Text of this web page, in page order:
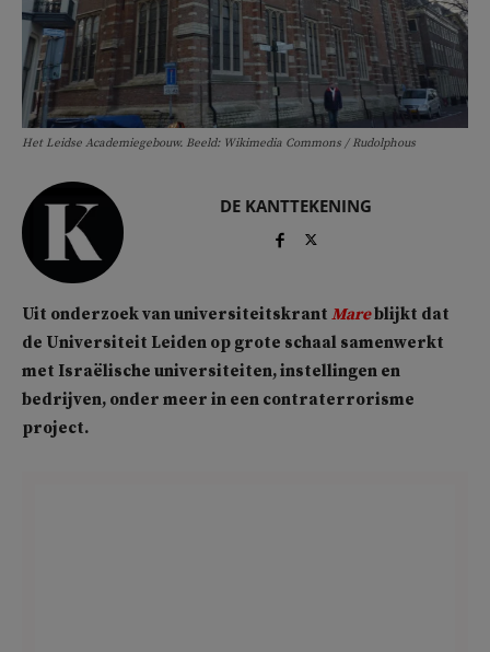
Het Leidse Academiegebouw. Beeld: Wikimedia Commons / Rudolphous
DE KANTTEKENING
Uit onderzoek van universiteitskrant Mareblijkt dat
de Universiteit Leiden op grote schaal samenwerkt
met Israëlische universiteiten, instellingen en
bedrijven, onder meer in een contraterrorisme
project.